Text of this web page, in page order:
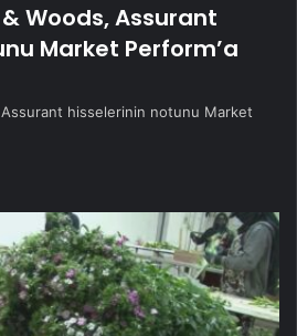
Woods, Assurant
Market Perform’a
hisselerinin notunu Market